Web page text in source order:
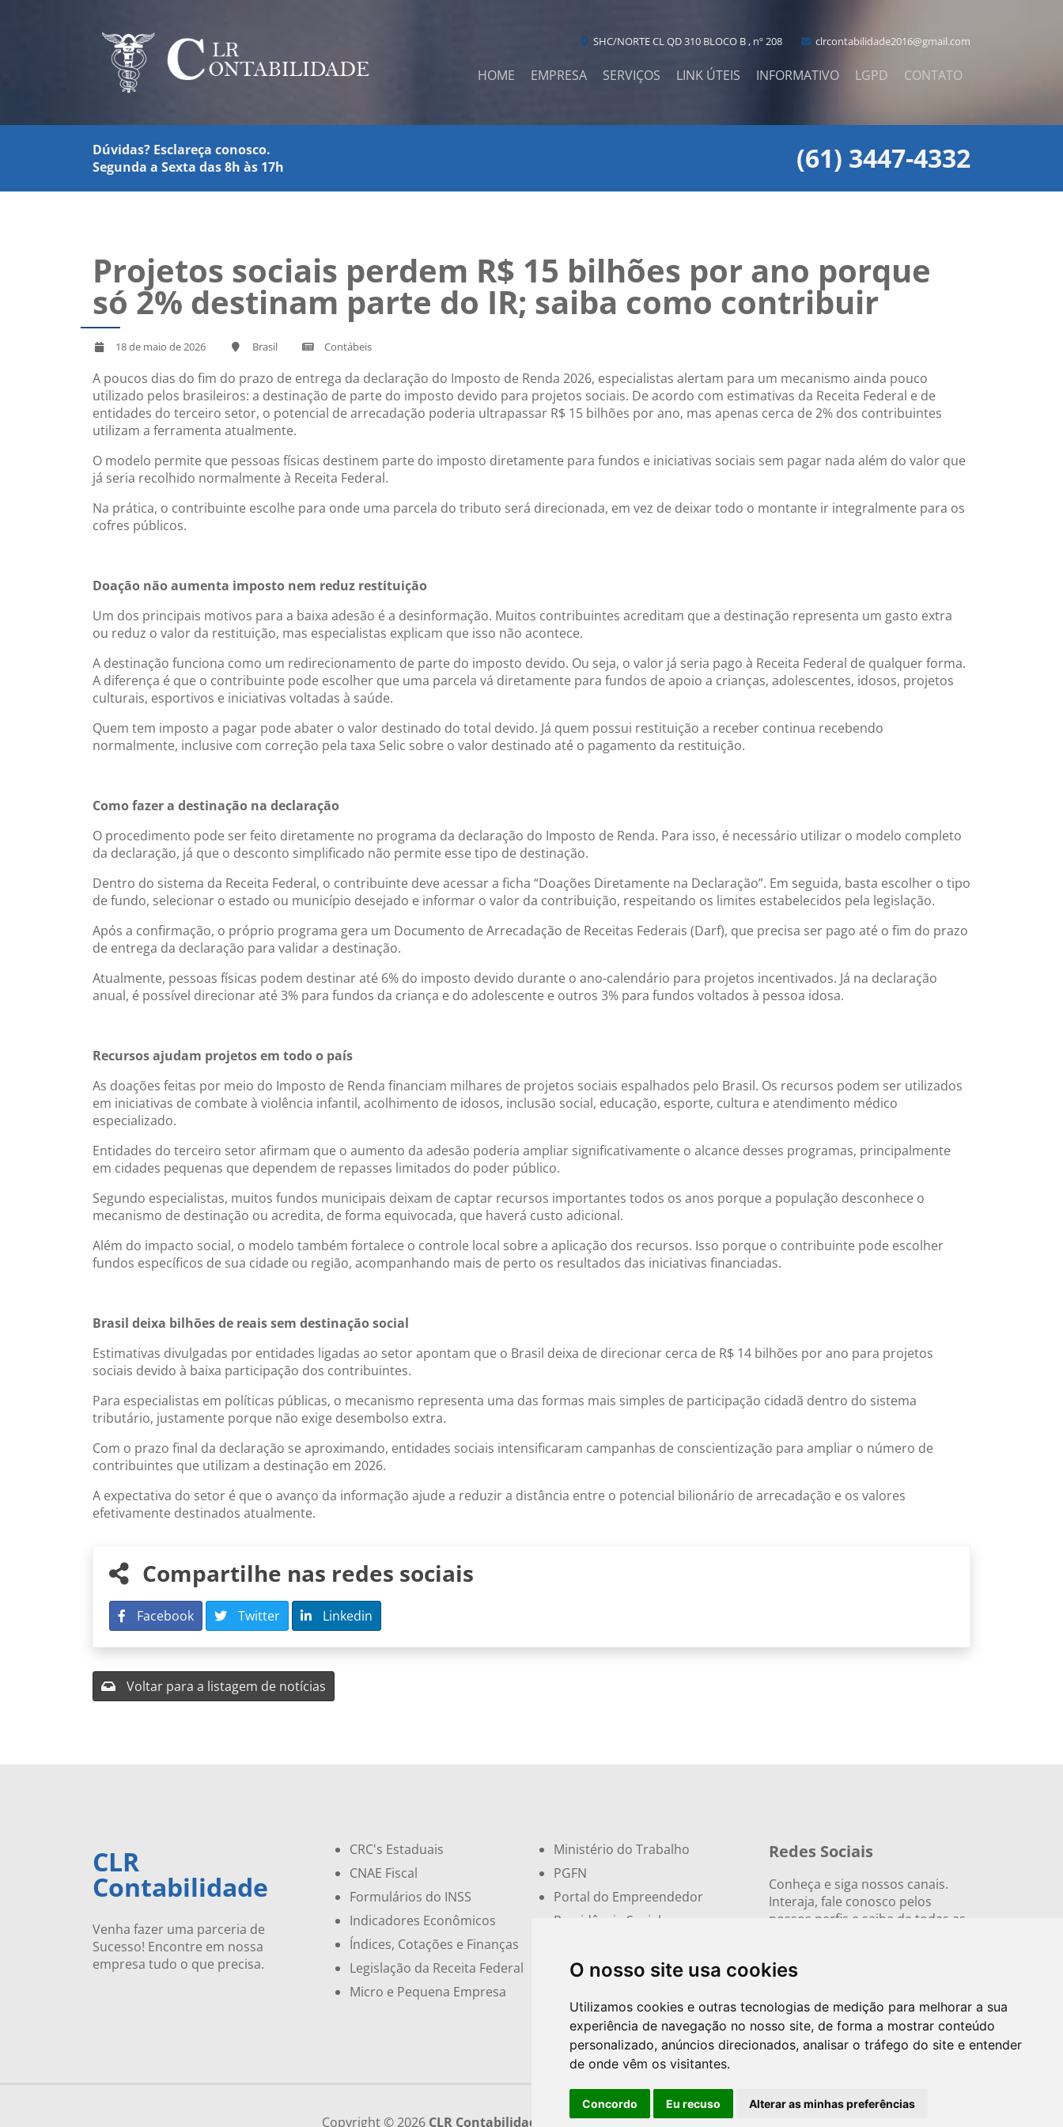
O nosso site usa cookies
Utilizamos cookies e outras tecnologias de medição para melhorar a sua
experiência de navegação no nosso site, de forma a mostrar conteúdo
personalizado, anúncios direcionados, analisar o tráfego do site e entender
de onde vêm os visitantes.
Concordo Eu recuso Alterar as minhas preferências
SHC/NORTE CL QD 310 BLOCO B , nº 208 clrcontabilidade2016@gmail.com
HOME EMPRESA SERVIÇOS LINK ÚTEIS INFORMATIVO LGPD CONTATO
Dúvidas? Esclareça conosco.
Segunda a Sexta das 8h às 17h
(61) 3447-4332
Projetos sociais perdem R$ 15 bilhões por ano porque
só 2% destinam parte do IR; saiba como contribuir
18 de maio de 2026 Brasil Contábeis
A poucos dias do fim do prazo de entrega da declaração do Imposto de Renda 2026, especialistas alertam para um mecanismo ainda pouco
utilizado pelos brasileiros: a destinação de parte do imposto devido para projetos sociais. De acordo com estimativas da Receita Federal e de
entidades do terceiro setor, o potencial de arrecadação poderia ultrapassar R$ 15 bilhões por ano, mas apenas cerca de 2% dos contribuintes
utilizam a ferramenta atualmente.
O modelo permite que pessoas físicas destinem parte do imposto diretamente para fundos e iniciativas sociais sem pagar nada além do valor que
já seria recolhido normalmente à Receita Federal.
Na prática, o contribuinte escolhe para onde uma parcela do tributo será direcionada, em vez de deixar todo o montante ir integralmente para os
cofres públicos.
Doação não aumenta imposto nem reduz restituição
Um dos principais motivos para a baixa adesão é a desinformação. Muitos contribuintes acreditam que a destinação representa um gasto extra
ou reduz o valor da restituição, mas especialistas explicam que isso não acontece.
A destinação funciona como um redirecionamento de parte do imposto devido. Ou seja, o valor já seria pago à Receita Federal de qualquer forma.
A diferença é que o contribuinte pode escolher que uma parcela vá diretamente para fundos de apoio a crianças, adolescentes, idosos, projetos
culturais, esportivos e iniciativas voltadas à saúde.
Quem tem imposto a pagar pode abater o valor destinado do total devido. Já quem possui restituição a receber continua recebendo
normalmente, inclusive com correção pela taxa Selic sobre o valor destinado até o pagamento da restituição.
Como fazer a destinação na declaração
O procedimento pode ser feito diretamente no programa da declaração do Imposto de Renda. Para isso, é necessário utilizar o modelo completo
da declaração, já que o desconto simplificado não permite esse tipo de destinação.
Dentro do sistema da Receita Federal, o contribuinte deve acessar a ficha “Doações Diretamente na Declaração”. Em seguida, basta escolher o tipo
de fundo, selecionar o estado ou município desejado e informar o valor da contribuição, respeitando os limites estabelecidos pela legislação.
Após a confirmação, o próprio programa gera um Documento de Arrecadação de Receitas Federais (Darf), que precisa ser pago até o fim do prazo
de entrega da declaração para validar a destinação.
Atualmente, pessoas físicas podem destinar até 6% do imposto devido durante o ano-calendário para projetos incentivados. Já na declaração
anual, é possível direcionar até 3% para fundos da criança e do adolescente e outros 3% para fundos voltados à pessoa idosa.
Recursos ajudam projetos em todo o país
As doações feitas por meio do Imposto de Renda financiam milhares de projetos sociais espalhados pelo Brasil. Os recursos podem ser utilizados
em iniciativas de combate à violência infantil, acolhimento de idosos, inclusão social, educação, esporte, cultura e atendimento médico
especializado.
Entidades do terceiro setor afirmam que o aumento da adesão poderia ampliar significativamente o alcance desses programas, principalmente
em cidades pequenas que dependem de repasses limitados do poder público.
Segundo especialistas, muitos fundos municipais deixam de captar recursos importantes todos os anos porque a população desconhece o
mecanismo de destinação ou acredita, de forma equivocada, que haverá custo adicional.
Além do impacto social, o modelo também fortalece o controle local sobre a aplicação dos recursos. Isso porque o contribuinte pode escolher
fundos específicos de sua cidade ou região, acompanhando mais de perto os resultados das iniciativas financiadas.
Brasil deixa bilhões de reais sem destinação social
Estimativas divulgadas por entidades ligadas ao setor apontam que o Brasil deixa de direcionar cerca de R$ 14 bilhões por ano para projetos
sociais devido à baixa participação dos contribuintes.
Para especialistas em políticas públicas, o mecanismo representa uma das formas mais simples de participação cidadã dentro do sistema
tributário, justamente porque não exige desembolso extra.
Com o prazo final da declaração se aproximando, entidades sociais intensificaram campanhas de conscientização para ampliar o número de
contribuintes que utilizam a destinação em 2026.
A expectativa do setor é que o avanço da informação ajude a reduzir a distância entre o potencial bilionário de arrecadação e os valores
efetivamente destinados atualmente.
Compartilhe nas redes sociais
Facebook Twitter Linkedin
Voltar para a listagem de notícias
CLR
Contabilidade
Venha fazer uma parceria de
Sucesso! Encontre em nossa
empresa tudo o que precisa.
CRC's Estaduais
CNAE Fiscal
Formulários do INSS
Indicadores Econômicos
Índices, Cotações e Finanças
Legislação da Receita Federal
Micro e Pequena Empresa
Ministério do Trabalho
PGFN
Portal do Empreendedor
Previdência Social
Sindicatos e Associações
Redes Sociais
Conheça e siga nossos canais.
Interaja, fale conosco pelos
nossos perfis e saiba de todas as
Copyright © 2026 CLR Contabilidade | Desenvolvido porSitecontabil